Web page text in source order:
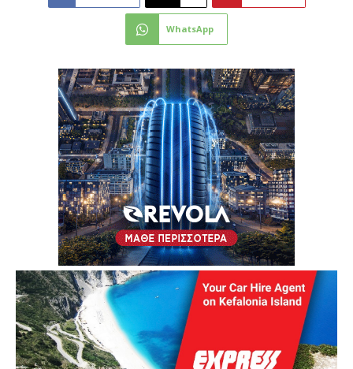
WhatsApp